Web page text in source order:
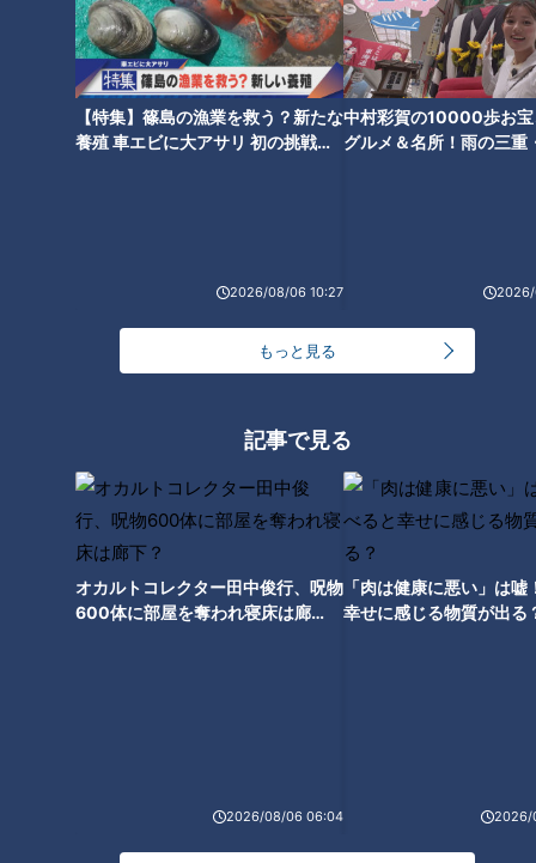
【特集】篠島の漁業を救う？新たな
養殖 車エビに大アサリ 初の挑戦
2026/08/06 10:27
中村彩賀の10000歩お宝
グルメ＆名所！雨の三重
2026/
もっと見る
記事で見る
オカルトコレクター田中俊行、呪物
600体に部屋を奪われ寝床は廊
2026/08/06 06:04
「肉は健康に悪い」は嘘
幸せに感じる物質が出る
2026/
9位 I.A.R.C 繰 4時間24分23秒 (区間39分23秒)
オープン参加 トヨタ紡織B 3時間57分42秒 (区間34分53
オープン参加 トヨタ自動車B 4時間00分59秒 (区間34分
1位 ＹＫＫ 4時間00分12秒 (区間35分14秒)
3位 Finth 繰 4時間11分32秒 (区間37分05秒)
4位 高田自衛隊 繰 4時間13分47秒 (区間37分23秒)
【第6区】結果速報（中部実業団）
1位 トヨタ紡織A 3時間19分52秒 (区間24分48秒)
7位 トーエネック 3時間25分40秒 (区間25分06秒)